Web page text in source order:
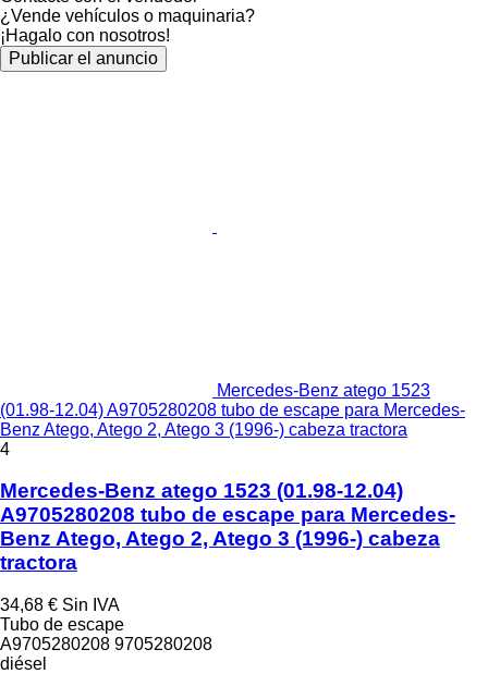
¿Vende vehículos o maquinaria?
¡Hagalo con nosotros!
Publicar el anuncio
Mercedes-Benz atego 1523
(01.98-12.04) A9705280208 tubo de escape para Mercedes-
Benz Atego, Atego 2, Atego 3 (1996-) cabeza tractora
4
Mercedes-Benz atego 1523 (01.98-12.04)
A9705280208 tubo de escape para Mercedes-
Benz Atego, Atego 2, Atego 3 (1996-) cabeza
tractora
34,68 € Sin IVA
Tubo de escape
A9705280208 9705280208
diésel